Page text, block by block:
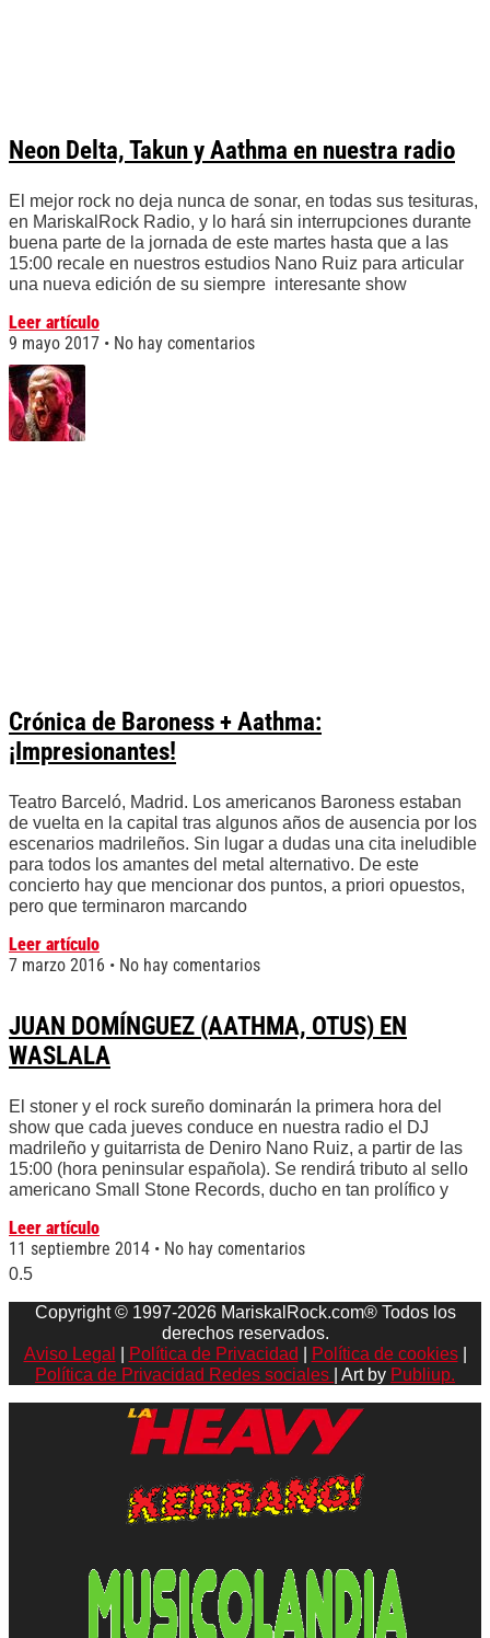
Neon Delta, Takun y Aathma en nuestra radio
El mejor rock no deja nunca de sonar, en todas sus tesituras,
en MariskalRock Radio, y lo hará sin interrupciones durante
buena parte de la jornada de este martes hasta que a las
15:00 recale en nuestros estudios Nano Ruiz para articular
una nueva edición de su siempre interesante show
Leer artículo
9 mayo 2017
No hay comentarios
Crónica de Baroness + Aathma:
¡Impresionantes!
Teatro Barceló, Madrid. Los americanos Baroness estaban
de vuelta en la capital tras algunos años de ausencia por los
escenarios madrileños. Sin lugar a dudas una cita ineludible
para todos los amantes del metal alternativo. De este
concierto hay que mencionar dos puntos, a priori opuestos,
pero que terminaron marcando
Leer artículo
7 marzo 2016
No hay comentarios
JUAN DOMÍNGUEZ (AATHMA, OTUS) EN
WASLALA
El stoner y el rock sureño dominarán la primera hora del
show que cada jueves conduce en nuestra radio el DJ
madrileño y guitarrista de Deniro Nano Ruiz, a partir de las
15:00 (hora peninsular española). Se rendirá tributo al sello
americano Small Stone Records, ducho en tan prolífico y
Leer artículo
11 septiembre 2014
No hay comentarios
Copyright © 1997-2026 MariskalRock.com® Todos los
derechos reservados.
Aviso Legal
Política de Privacidad Política de cookies|
Política de Privacidad Redes sociales
| Art by Publiup.